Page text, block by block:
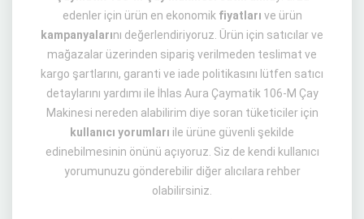
edenler için ürün en ekonomik fiyatları ve ürün
kampanyalarını değerlendiriyoruz. Ürün için satıcılar ve
mağazalar üzerinden sipariş verilmeden teslimat ve
kargo şartlarını, garanti ve iade politikasını lütfen satıcı
detaylarını yardımı ile İhlas Aura Çaymatik 106-M Çay
Makinesi nereden alabilirim diye soran tüketiciler için
kullanıcı yorumları ile ürüne güvenli şekilde
edinebilmesinin önünü açıyoruz. Siz de kendi kullanıcı
yorumunuzu gönderebilir diğer alıcılara rehber
olabilirsiniz.